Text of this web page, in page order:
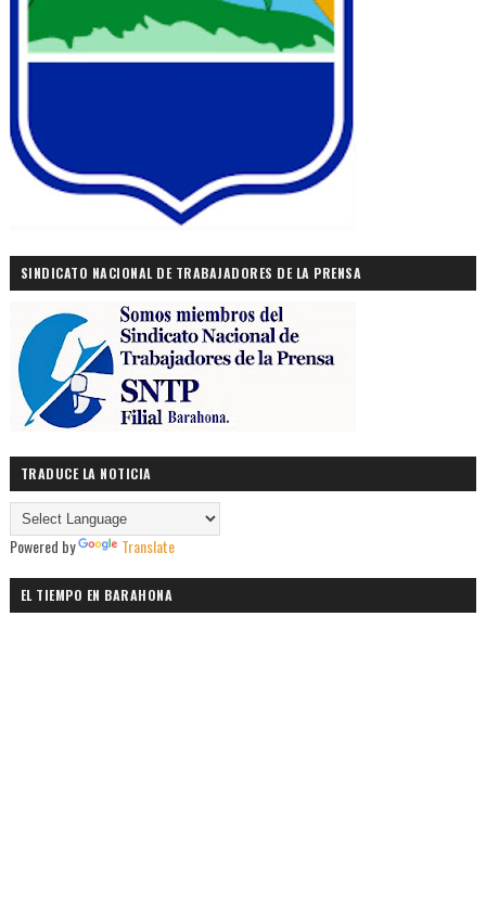
SINDICATO NACIONAL DE TRABAJADORES DE LA PRENSA
TRADUCE LA NOTICIA
Powered by Translate
EL TIEMPO EN BARAHONA